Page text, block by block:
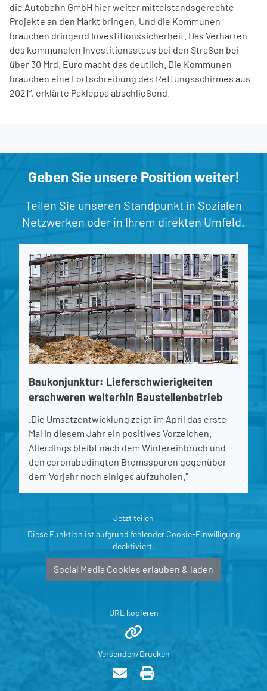
die Autobahn GmbH hier weiter mittelstandsgerechte
Projekte an den Markt bringen. Und die Kommunen
brauchen dringend Investitionssicherheit. Das Verharren
des kommunalen Investitionsstaus bei den Straßen bei
über 30 Mrd. Euro macht das deutlich. Die Kommunen
brauchen eine Fortschreibung des Rettungsschirmes aus
2021“, erklärte Pakleppa abschließend.
Geben Sie unsere Position weiter!
Teilen Sie unseren Standpunkt in Sozialen
Netzwerken oder in Ihrem direkten Umfeld.
Baukonjunktur: Lieferschwierigkeiten
erschweren weiterhin Baustellenbetrieb
„Die Umsatzentwicklung zeigt im April das erste
Mal in diesem Jahr ein positives Vorzeichen.
Allerdings bleibt nach dem Wintereinbruch und
den coronabedingten Bremsspuren gegenüber
dem Vorjahr noch einiges aufzuholen.“
Jetzt teilen
Diese Funktion ist aufgrund fehlender Cookie-Einwilligung
deaktiviert.
Social Media Cookies erlauben & laden
URL kopieren
Versenden/Drucken